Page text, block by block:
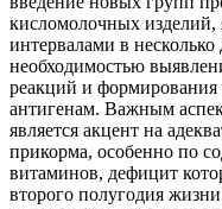
кисломолочных
интервалами в
необходимостью
реакций и
антигенам. Важным
является акцент на
прикорма, особенно по
витаминов, дефицит
второго полугодия